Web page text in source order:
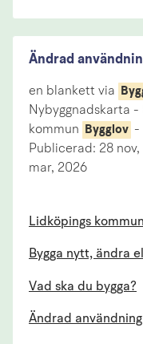
Ändrad
en blankett via
Nybyggnadskarta
kommun Bygglov -
Publicerad: 28
mar, 2026
Lidköpings kommun
Bygga nytt, ändra
Vad ska du bygga?
Ändrad